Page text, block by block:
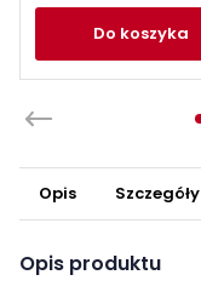
do koszyka
Opis Szczegóły
Opis produktu